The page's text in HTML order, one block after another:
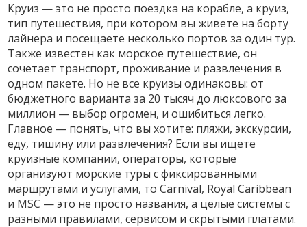
Круиз — это не просто поездка на корабле, а круиз,
тип путешествия, при котором вы живете на борту
лайнера и посещаете несколько портов за один тур.
Также известен как морское путешествие, он
сочетает транспорт, проживание и развлечения в
одном пакете. Но не все круизы одинаковы: от
бюджетного варианта за 20 тысяч до люксового за
миллион — выбор огромен, и ошибиться легко.
Главное — понять, что вы хотите: пляжи, экскурсии,
еду, тишину или развлечения? Если вы ищете
круизные компании,операторы, которые
организуют морские туры с фиксированными
маршрутами и услугами, то Carnival, Royal Caribbean
и MSC — это не просто названия, а целые системы с
разными правилами, сервисом и скрытыми платами.